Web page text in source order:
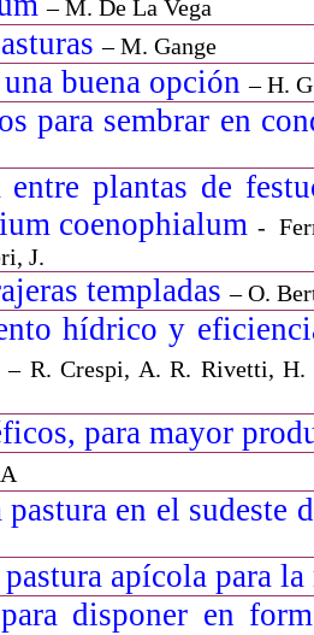
– M. De La Vega
– M. Gange
buena opción– H.
para sembrar en
entre plantas de
coenophialum-
J.
templadas– O.
hídrico y
– R. Crespi, A. R. Rivetti,
para mayor
pastura en el sudeste
pastura apícola para
para disponer en